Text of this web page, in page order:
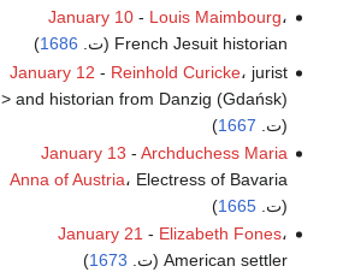
January 10- Louis Maimbourg،
French Jesuit historian (ت.
1686
)
January 12 - Reinhold Curicke، jurist
and historian from Danzig (Gdańsk) <
(ت. 1667
)
January 13 - Archduchess Maria
Anna of Austria، Electress of Bavaria
(ت.1665
)
January 21 - Elizabeth Fones،
American settler (ت.
1673
)